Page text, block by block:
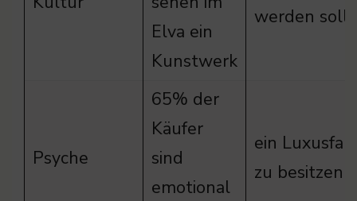
Elva ein
Kunstwerk
werden
Psyche
65% der
Käufer
sind
emotional
ein
zu besitzen